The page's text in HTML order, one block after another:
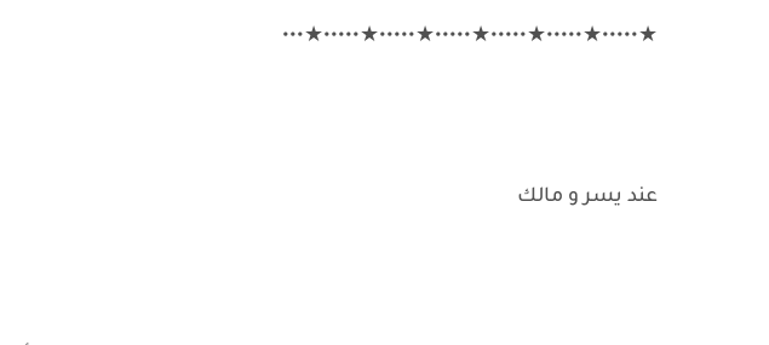
★•••••★•••••★•••••★•••••★•••••★•••••★•••
عند يسر و مالك